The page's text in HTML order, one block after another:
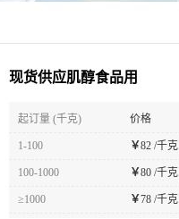
现货供应肌醇食品用
起订量 (千克) 价格
1-100 ￥82 /千克
100-1000 ￥80 /千克
≥1000 ￥78 /千克